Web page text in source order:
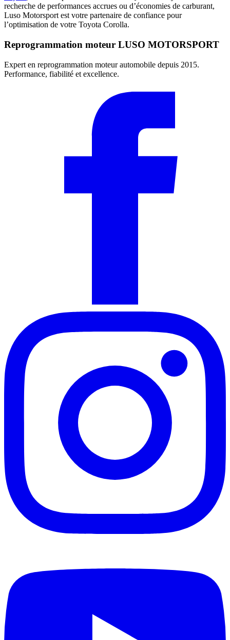
recherche de performances accrues ou d’économies de carburant,
Luso Motorsport est votre partenaire de confiance pour
l’optimisation de votre Toyota Corolla.
Reprogrammation moteur LUSO MOTORSPORT
Expert en reprogrammation moteur automobile depuis 2015.
Performance, fiabilité et excellence.